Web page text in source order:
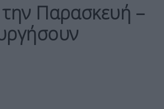
Παρασκευή –